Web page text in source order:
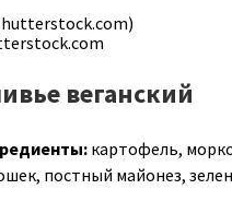
веганский
картофель,
постный майонез,